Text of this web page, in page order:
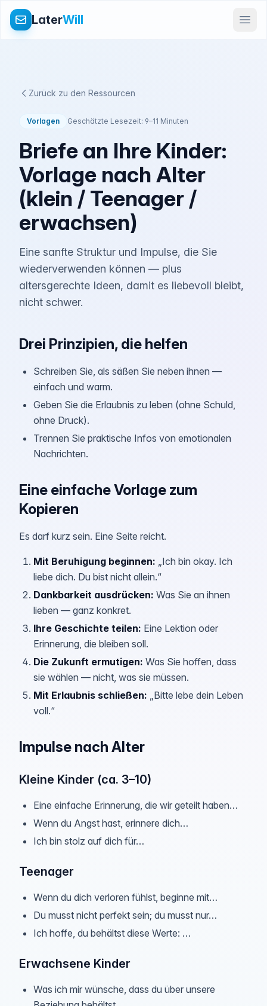
LaterWill
Zurück zu den Ressourcen
Vorlagen Geschätzte Lesezeit: 9–11 Minuten
Briefe an Ihre Kinder:
Vorlage nach Alter
(klein / Teenager /
erwachsen)
Eine sanfte Struktur und Impulse, die Sie
wiederverwenden können — plus
altersgerechte Ideen, damit es liebevoll bleibt,
nicht schwer.
Drei Prinzipien, die helfen
Schreiben Sie, als säßen Sie neben ihnen —
einfach und warm.
Geben Sie die Erlaubnis zu leben (ohne Schuld,
ohne Druck).
Trennen Sie praktische Infos von emotionalen
Nachrichten.
Eine einfache Vorlage zum
Kopieren
Es darf kurz sein. Eine Seite reicht.
Mit Beruhigung beginnen: „Ich bin okay. Ich
liebe dich. Du bist nicht allein.“
Dankbarkeit ausdrücken: Was Sie an ihnen
lieben — ganz konkret.
Ihre Geschichte teilen: Eine Lektion oder
Erinnerung, die bleiben soll.
Die Zukunft ermutigen: Was Sie hoffen, dass
sie wählen — nicht, was sie müssen.
Mit Erlaubnis schließen: „Bitte lebe dein Leben
voll.“
Impulse nach Alter
Kleine Kinder (ca. 3–10)
Eine einfache Erinnerung, die wir geteilt haben…
Wenn du Angst hast, erinnere dich…
Ich bin stolz auf dich für…
Teenager
Wenn du dich verloren fühlst, beginne mit…
Du musst nicht perfekt sein; du musst nur…
Ich hoffe, du behältst diese Werte: …
Erwachsene Kinder
Was ich mir wünsche, dass du über unsere